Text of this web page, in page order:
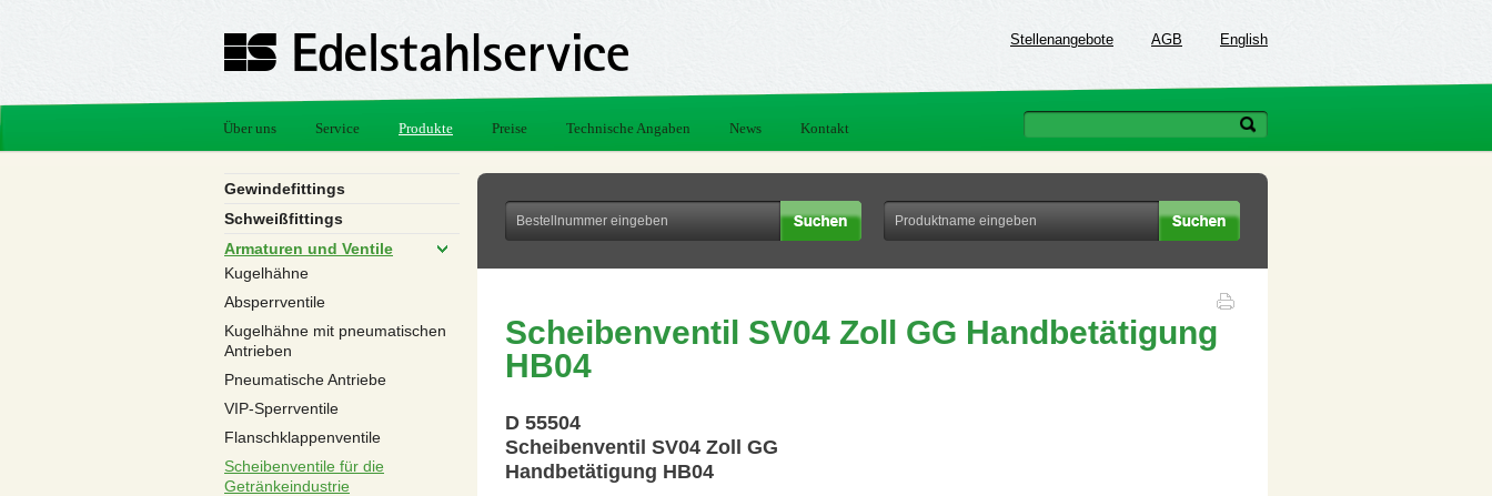
Über uns Service Produkte Preise Technische Angaben News Kontakt
Stellenangebote AGB English
Gewindefittings
Schweißfittings
Armaturen und Ventile
Kugelhähne
Absperrventile
Kugelhähne mit pneumatischen
Antrieben
Pneumatische Antriebe
VIP-Sperrventile
Flanschklappenventile
Scheibenventile für die
Getränkeindustrie
Scheibenventil SV04 Zoll GG Handbetätigung
HB04
D 55504
Scheibenventil SV04 Zoll GG
Handbetätigung HB04